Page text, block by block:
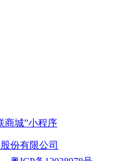
商城”小程序
份有限公司